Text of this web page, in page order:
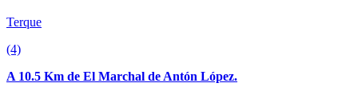
Terque
(4)
A 10.5 Km de El Marchal de Antón López.